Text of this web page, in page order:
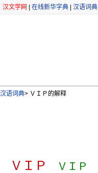
汉文学网 在线新华字典 汉语词典
汉语词典> ＶＩＰ的解释
ＶＩＰ ＶＩＰ